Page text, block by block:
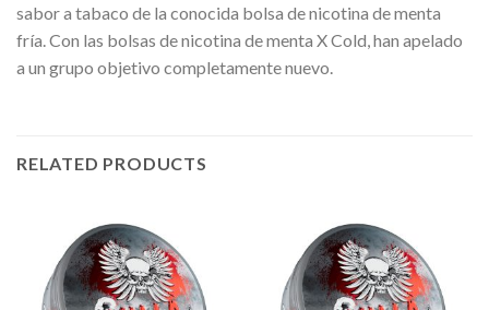
sabor a tabaco de la conocida bolsa de nicotina de menta
fría. Con las bolsas de nicotina de menta X Cold, han apelado
a un grupo objetivo completamente nuevo.
RELATED PRODUCTS